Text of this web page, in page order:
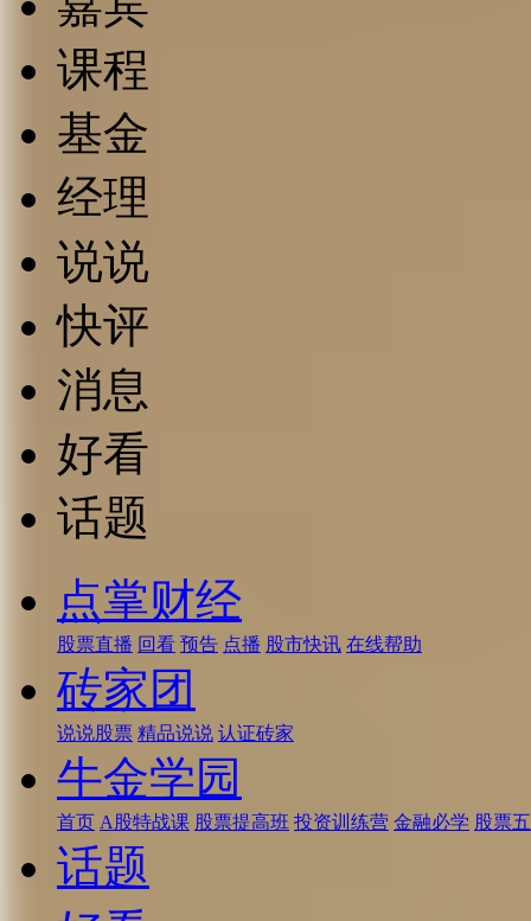
课程
基金
经理
说说
快评
消息
好看
话题
点掌财经
股票直播 回看 预告 点播 股市快讯 在线帮助
砖家团
说说股票 精品说说 认证砖家
牛金学园
首页 A股特战课 股票提高班 投资训练营 金融必学 股票
话题